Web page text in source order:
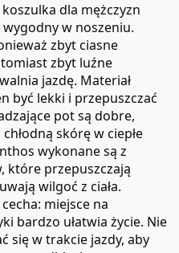
koszulka dla mężczyzn
w noszeniu.
zbyt ciasne
zbyt luźne
jazdę. Materiał
być lekki i przepuszczać
pot są dobre,
skórę w ciepłe
wykonane są z
które przepuszczają
wilgoć z ciała.
miejsce na
bardzo ułatwia życie. Nie
się w trakcie jazdy, aby